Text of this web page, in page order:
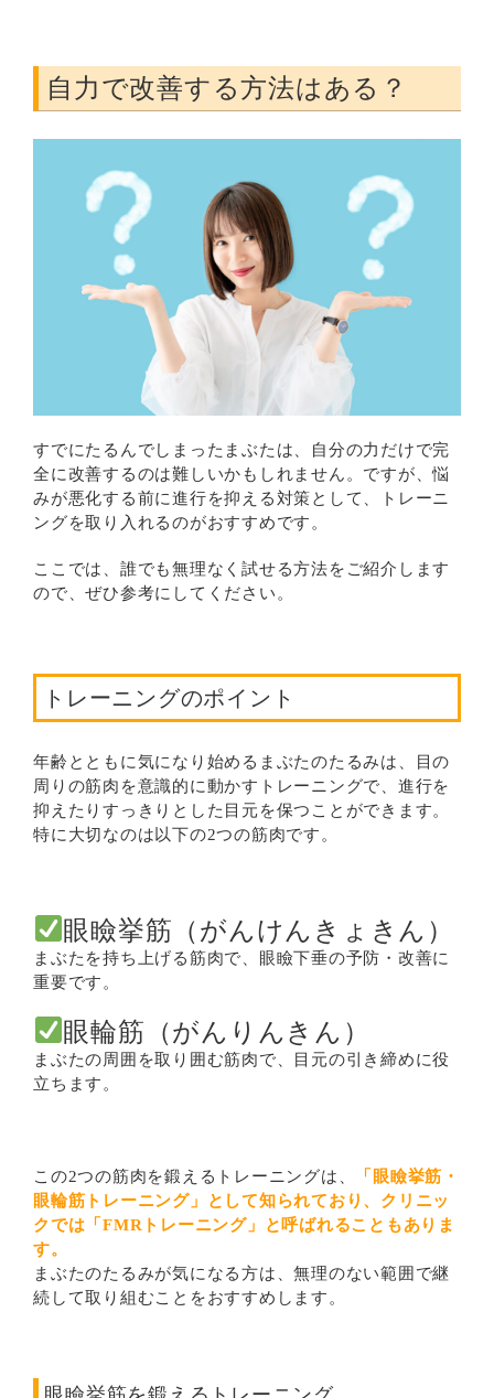
自力で改善する方法はある？
すでにたるんでしまったまぶたは、自分の力だけで完
全に改善するのは難しいかもしれません。ですが、悩
みが悪化する前に進行を抑える対策として、トレーニ
ングを取り入れるのがおすすめです。
ここでは、誰でも無理なく試せる方法をご紹介します
ので、ぜひ参考にしてください。
トレーニングのポイント
年齢とともに気になり始めるまぶたのたるみは、目の
周りの筋肉を意識的に動かすトレーニングで、進行を
抑えたりすっきりとした目元を保つことができます。
特に大切なのは以下の2つの筋肉です。
眼瞼挙筋（がんけんきょきん）
まぶたを持ち上げる筋肉で、眼瞼下垂の予防・改善に
重要です。
眼輪筋（がんりんきん）
まぶたの周囲を取り囲む筋肉で、目元の引き締めに役
立ちます。
この2つの筋肉を鍛えるトレーニングは、
「眼瞼挙筋・
眼輪筋トレーニング」として知られており、クリニッ
クでは「FMRトレーニング」と呼ばれることもありま
す。
まぶたのたるみが気になる方は、無理のない範囲で継
続して取り組むことをおすすめします。